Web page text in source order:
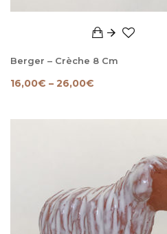
Berger – Crèche 8 Cm
16,00€ – 26,00€